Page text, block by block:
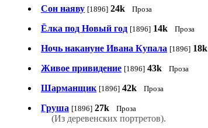
Сон наяву [1896] 24k Проза
Ёлка под Новый год [1896] 14k Проза
Ночь накануне Ивана Купала [1896] 18k
Живое привидение [1896] 43k Проза
Шарманщик [1896] 42k Проза
Груша [1896] 27k Проза
(Из деревенских портретов).